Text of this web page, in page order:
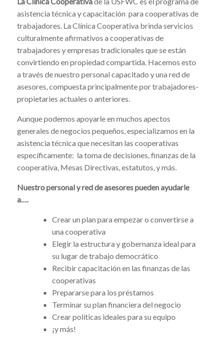
asistencia técnica y capacitación para cooperativas de
trabajadores. La Clínica Cooperativa brinda servicios
culturalmente afirmativos a cooperativas de
trabajadores y empresas tradicionales que se están
convirtiendo en propiedad compartida. Hacemos esto
a través de nuestro personal capacitado y una red de
asesores, compuesta principalmente por trabajadores-
propietaries actuales o anteriores.
Aunque podemos apoyarle en muchos apectos
generales de negocios pequeños, especializamos en la
asistencia técnica que necesitan las cooperativas
específicamente: la toma de decisiones, finanzas de la
cooperativa, Mesas Directivas, estatutos, y más.
Nuestro personal y red de asesores pueden ayudarle
a….
Crear un plan para empezar o convertirse a
una cooperativa
Elegir la estructura y gobernanza ideal para
su lugar de trabajo democrático
Recibir capacitación en las finanzas de las
cooperativas
Prepararse para los préstamos
Terminar su plan financiera del negocio
Crear políticas ideales para su equipo
¡y más!